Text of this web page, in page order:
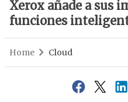
Xerox añade a sus
funciones
Home Cloud